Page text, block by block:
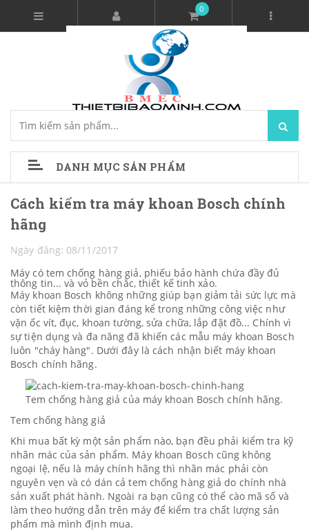
0
DANH MỤC SẢN PHẨM
Cách kiểm tra máy khoan Bosch chính
hãng
Ngày đăng: 08/11/2017
Máy có tem chống hàng giả, phiếu bảo hành chứa đầy đủ
thông tin... và vỏ bền chắc, thiết kế tinh xảo.
Máy khoan Bosch không những giúp bạn giảm tải sức lực mà
còn tiết kiệm thời gian đáng kể trong những công việc như
vặn ốc vít, đục, khoan tường, sửa chữa, lắp đặt đồ... Chính vì
sự tiện dụng và đa năng đã khiến các mẫu máy khoan Bosch
luôn "cháy hàng". Dưới đây là cách nhận biết máy khoan
Bosch chính hãng.
Tem chống hàng giả của máy khoan Bosch chính hãng.
Tem chống hàng giả
Khi mua bất kỳ một sản phẩm nào, bạn đều phải kiểm tra kỹ
nhãn mác của sản phẩm. Máy khoan Bosch cũng không
ngoại lệ, nếu là máy chính hãng thì nhãn mác phải còn
nguyên vẹn và có dán cả tem chống hàng giả do chính nhà
sản xuất phát hành. Ngoài ra bạn cũng có thể cào mã số và
làm theo hướng dẫn trên máy để kiểm tra chất lượng sản
phẩm mà mình định mua.